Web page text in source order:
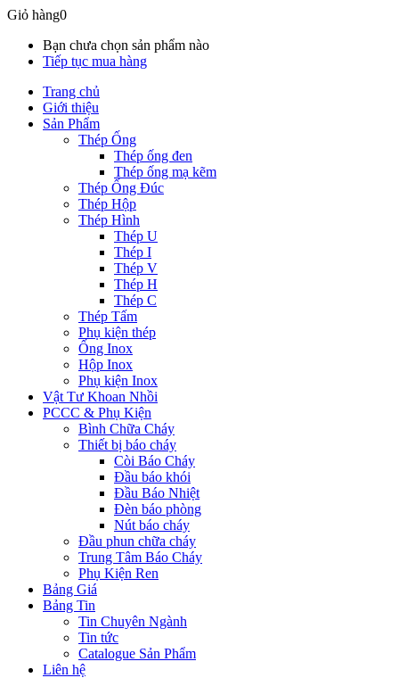
Giỏ hàng0
Bạn chưa chọn sản phẩm nào
Tiếp tục mua hàng
Trang chủ
Giới thiệu
Sản Phẩm
Thép Ống
Thép ống đen
Thép ống mạ kẽm
Thép Ống Đúc
Thép Hộp
Thép Hình
Thép U
Thép I
Thép V
Thép H
Thép C
Thép Tấm
Phụ kiện thép
Ống Inox
Hộp Inox
Phụ kiện Inox
Vật Tư Khoan Nhồi
PCCC & Phụ Kiện
Bình Chữa Cháy
Thiết bị báo cháy
Còi Báo Cháy
Đầu báo khói
Đầu Báo Nhiệt
Đèn báo phòng
Nút báo cháy
Đầu phun chữa cháy
Trung Tâm Báo Cháy
Phụ Kiện Ren
Bảng Giá
Bảng Tin
Tin Chuyên Ngành
Tin tức
Catalogue Sản Phẩm
Liên hệ